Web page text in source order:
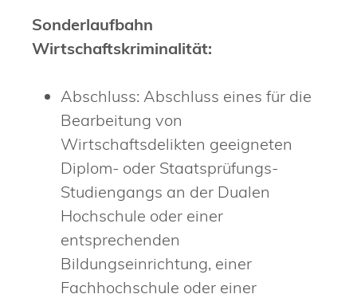
Sonderlaufbahn
Wirtschaftskriminalität:
Abschluss: Abschluss eines für die
Bearbeitung von
Wirtschaftsdelikten geeigneten
Diplom- oder Staatsprüfungs-
Studiengangs an der Dualen
Hochschule oder einer
entsprechenden
Bildungseinrichtung, einer
Fachhochschule oder einer